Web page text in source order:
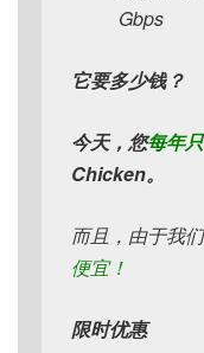
Gbps
它要多少钱？
今天，您每年
Chicken。
而且，由于我
便宜！
限时优惠